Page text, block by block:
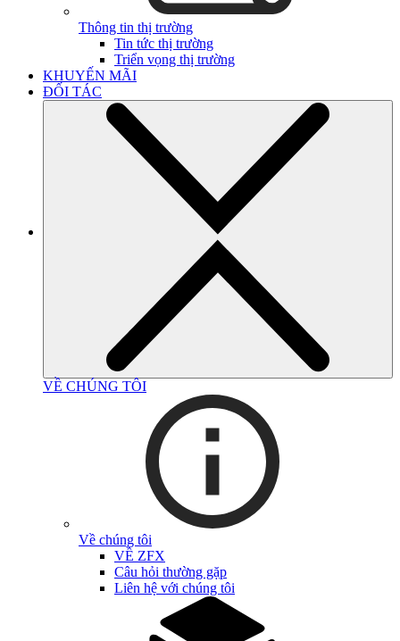
Thông tin thị trường
Tin tức thị trường
Triển vọng thị trường
KHUYẾN MÃI
ĐỐI TÁC
VỀ CHÚNG TÔI
Về chúng tôi
VỀ ZFX
Câu hỏi thường gặp
Liên hệ với chúng tôi